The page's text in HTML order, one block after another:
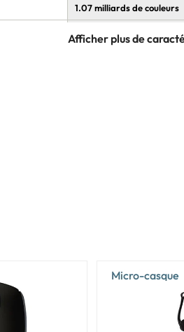
1.07 milliards de couleurs
DisplayHDR True Black
Micro-casque